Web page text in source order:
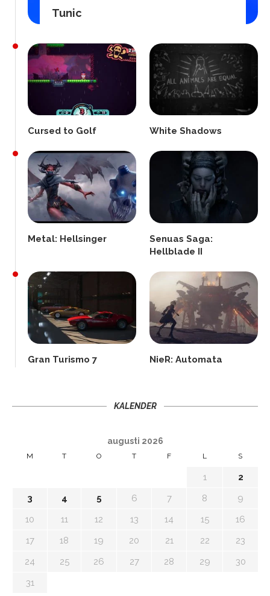
Tunic
Cursed to Golf White Shadows
Metal: Hellsinger
Senuas Saga:
Hellblade II
Gran Turismo 7 NieR: Automata
KALENDER
augusti 2026
M T O T F L S
1
2
3
4 5 6 7 8
9
10
11 12 13 14 15
16
17
18 19 20 21 22
23
24
25 26 27 28 29
30
31